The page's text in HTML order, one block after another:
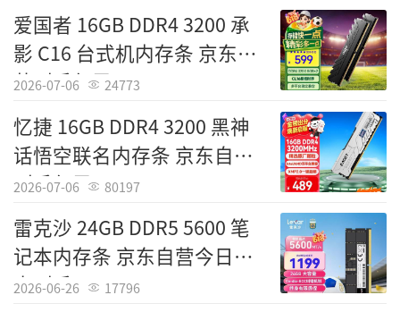
爱国者 16GB DDR4 3200 承
影 C16 台式机内存条 京东自
营到手仅需599元
2026-07-06 24773
忆捷 16GB DDR4 3200 黑神
话悟空联名内存条 京东自营
到手仅需499元
2026-07-06 80197
雷克沙 24GB DDR5 5600 笔
记本内存条 京东自营今日特
惠到手1199元
2026-06-26 17796